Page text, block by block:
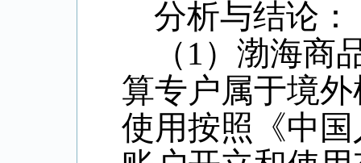
分析与结论：
（1）渤海商
算专户属于境
使用按照《中